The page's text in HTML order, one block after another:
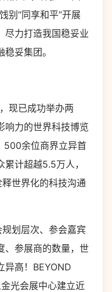
别“同享和平”开展
尽力打造我国稳妥业
妥集团。
现已成功举办两
响力的世界科技博览
500余位商界立异首
计超越5.5万人，
世界化的科技沟通
划层次、参会嘉宾
、参展商的数量，世
异高！BEYOND
光会展中心建立近